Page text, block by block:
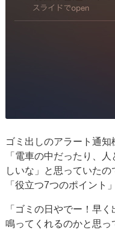
ゴミ出しのアラート通知
「電車の中だったり、
しいな」と思っていた
「役立つ7つのポイント
「ゴミの日やでー！早
鳴ってくれるのかと思